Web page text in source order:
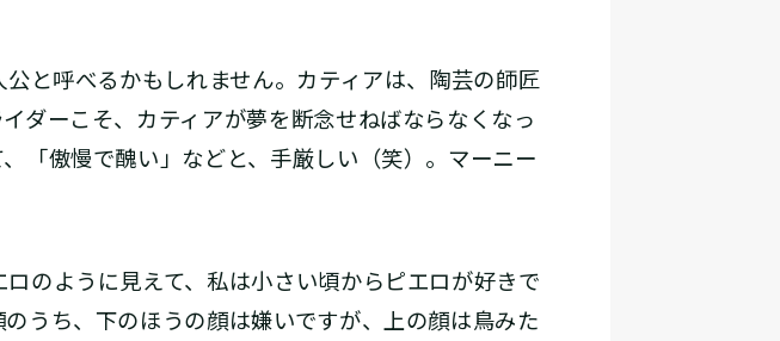
公と呼べるかもしれません。カティアは、陶芸の師匠
ダーこそ、カティアが夢を断念せねばならなくなっ
「傲慢で醜い」などと、手厳しい（笑）。マーニー
のように見えて、私は小さい頃からピエロが好きで
うち、下のほうの顔は嫌いですが、上の顔は鳥みた